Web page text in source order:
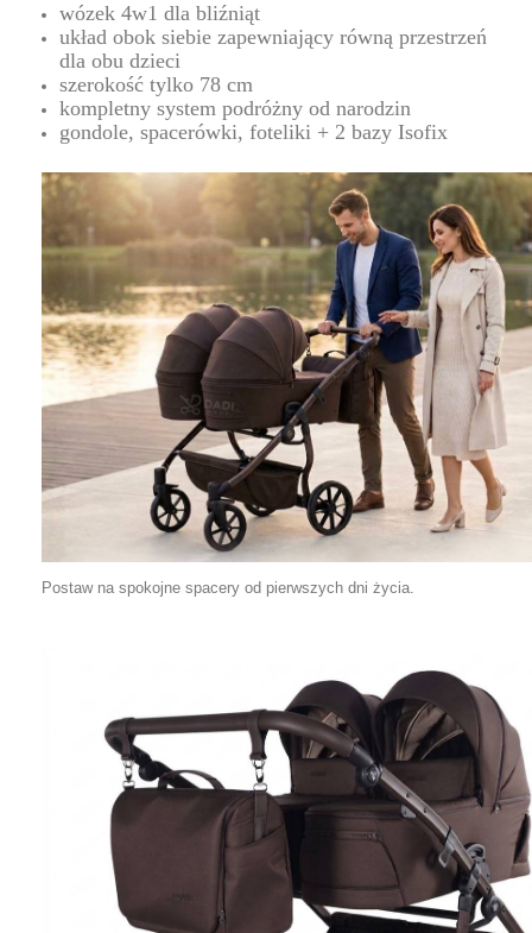
wózek 4w1 dla bliźniąt
układ obok siebie zapewniający równą przestrzeń
dla obu dzieci
szerokość tylko 78 cm
kompletny system podróżny od narodzin
gondole, spacerówki, foteliki + 2 bazy Isofix
Postaw na spokojne spacery od pierwszych dni życia.